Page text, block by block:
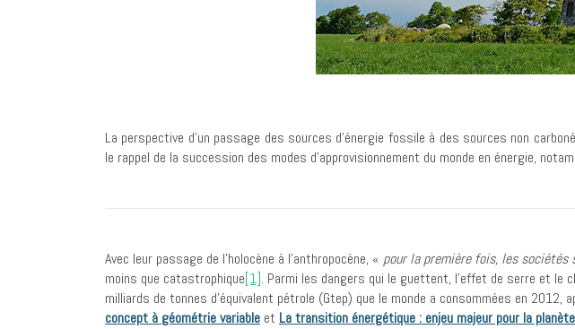
La perspective d’un passage des sources d’énergie fossile à des sources non
le rappel de la succession des modes d’approvisionnement du monde en énergie,
Avec leur passage de l’holocène à l’anthropocène, « pour la première fois, les sociétés
moins que catastrophique[1]. Parmi les dangers qui le guettent, l’effet de serre et le
milliards de tonnes d’équivalent pétrole (Gtep) que le monde a consommées en
concept à géométrie variable et La transition énergétique : enjeu majeur pour la planète